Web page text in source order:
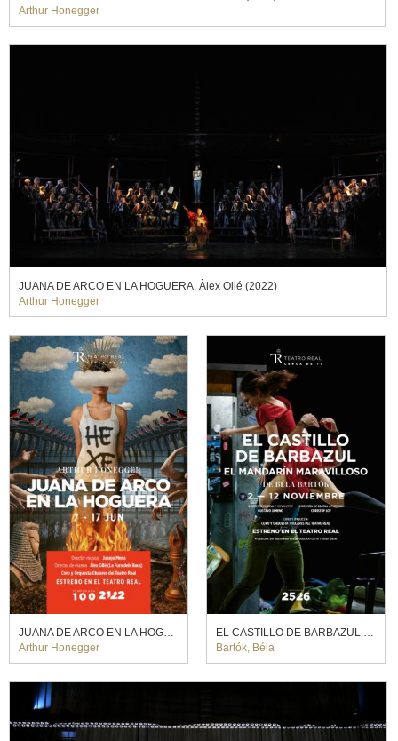
Arthur Honegger
JUANA DE ARCO EN LA HOGUERA. Àlex Ollé (2022)
Arthur Honegger
JUANA DE ARCO EN LA HOGUERA. Àlex Ollé (2022)
Arthur Honegger
EL CASTILLO DE BARBAZUL / EL MANDARÍN MARAVILLOSO
Bartók, Béla